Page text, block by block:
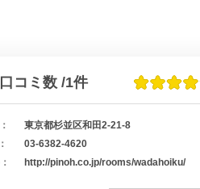
口コミ数 /1件
東京都杉並区和田2-21-8
03-6382-4620
http://pinoh.co.jp/rooms/wadahoiku/